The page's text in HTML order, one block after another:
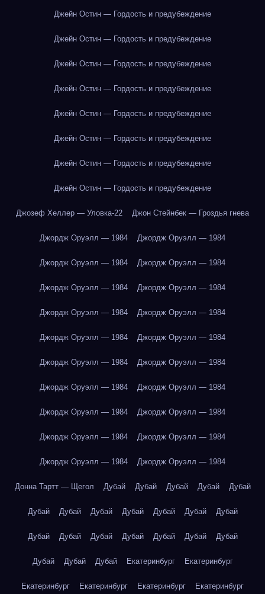
Джейн Остин — Гордость и предубеждение
Джейн Остин — Гордость и предубеждение
Джейн Остин — Гордость и предубеждение
Джейн Остин — Гордость и предубеждение
Джейн Остин — Гордость и предубеждение
Джейн Остин — Гордость и предубеждение
Джейн Остин — Гордость и предубеждение
Джейн Остин — Гордость и предубеждение
Джозеф Хеллер — Уловка-22 Джон Стейнбек — Гроздья гнева
Джордж Оруэлл — 1984 Джордж Оруэлл — 1984
Джордж Оруэлл — 1984 Джордж Оруэлл — 1984
Джордж Оруэлл — 1984 Джордж Оруэлл — 1984
Джордж Оруэлл — 1984 Джордж Оруэлл — 1984
Джордж Оруэлл — 1984 Джордж Оруэлл — 1984
Джордж Оруэлл — 1984 Джордж Оруэлл — 1984
Джордж Оруэлл — 1984 Джордж Оруэлл — 1984
Джордж Оруэлл — 1984 Джордж Оруэлл — 1984
Джордж Оруэлл — 1984 Джордж Оруэлл — 1984
Джордж Оруэлл — 1984 Джордж Оруэлл — 1984
Донна Тартт — Щегол Дубай Дубай Дубай Дубай Дубай
Дубай Дубай Дубай Дубай Дубай Дубай Дубай
Дубай Дубай Дубай Дубай Дубай Дубай Дубай
Дубай Дубай Дубай Екатеринбург Екатеринбург
Екатеринбург Екатеринбург Екатеринбург Екатеринбург